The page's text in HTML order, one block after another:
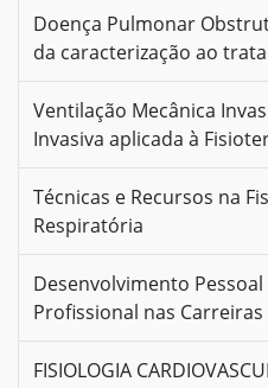
Doença Pulmonar
da caracterização ao
Ventilação Mecânica
Invasiva aplicada à
Técnicas e Recursos na
Respiratória
Desenvolvimento Pessoal
Profissional nas Carreiras
FISIOLOGIA